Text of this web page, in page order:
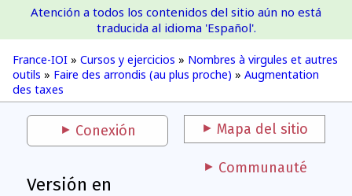
France-IOI
France-IOI » Cursos y ejercicios » Nombres à virgules et autres
outils » Faire des arrondis (au plus proche) » Augmentation
des taxes
Atención a todos los contenidos del sitio aún no está
traducida al idioma 'Español'.
Conexión Mapa del sitio
Versión en
Communauté